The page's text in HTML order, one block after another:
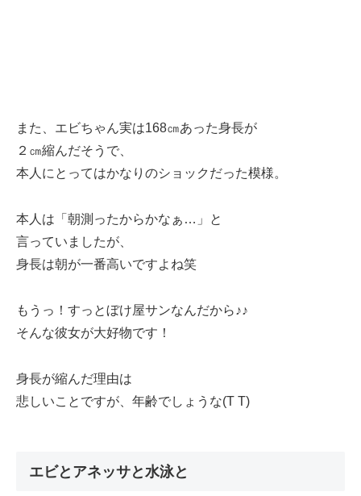
また、エビちゃん実は168㎝あった身長が
２㎝縮んだそうで、
本人にとってはかなりのショックだった模様。
本人は「朝測ったからかなぁ…」と
言っていましたが、
身長は朝が一番高いですよね笑
もうっ！すっとぼけ屋サンなんだから♪♪
そんな彼女が大好物です！
身長が縮んだ理由は
悲しいことですが、年齢でしょうな(T T)
エビとアネッサと水泳と